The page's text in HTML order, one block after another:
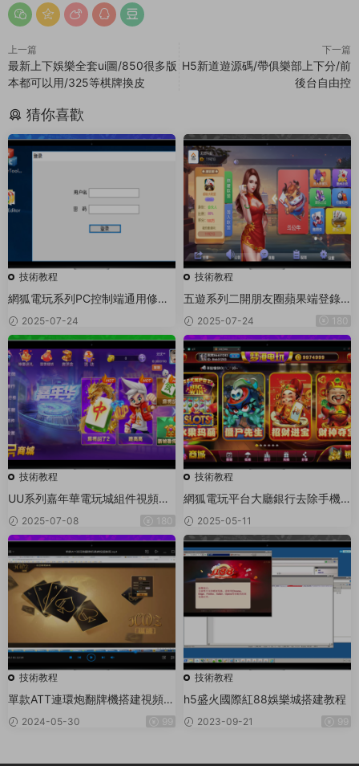
上一篇
最新上下娛樂全套ui圖/850很多版
本都可以用/325等棋牌換皮
下一篇
H5新道遊源碼/帶俱樂部上下分/前
後台自由控
猜你喜歡
技術教程
網狐電玩系列PC控制端通用修改
圖文教程
2025-07-24
技術教程
五遊系列二開朋友圈蘋果端登錄
閃退修複文件
2025-07-24 180
技術教程
UU系列嘉年華電玩城組件視頻搭
建教程
2025-07-08 180
技術教程
網狐電玩平台大廳銀行去除手機
短信驗證碼校驗（Lua 技術)
2025-05-11
技術教程
單款ATT連環炮翻牌機搭建視頻教
程 2024-05-30
技術教程
h5盛火國際紅88娛樂城搭建教程
2023-09-21